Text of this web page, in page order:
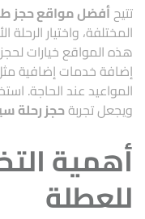
تتيحأفضل مواقع حجز
المختلفة، واختيار
هذه المواقع خيارات لحجز
إضافة خدمات إضافية مثل
المواعيد عند الحاجة.
ويجعل تجربةحجز رحلة
أهمية
للعطلة